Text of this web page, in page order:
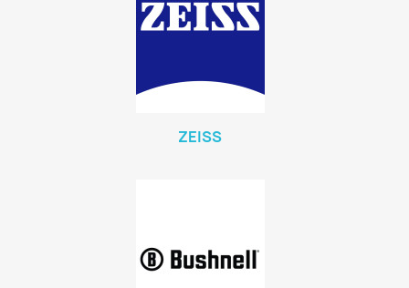
ZEISS